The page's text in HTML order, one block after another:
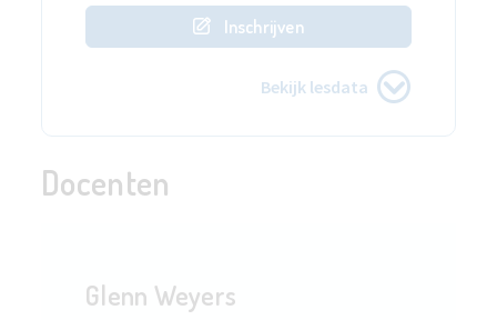
Inschrijven
Bekijk lesdata
Docenten
Glenn Weyers